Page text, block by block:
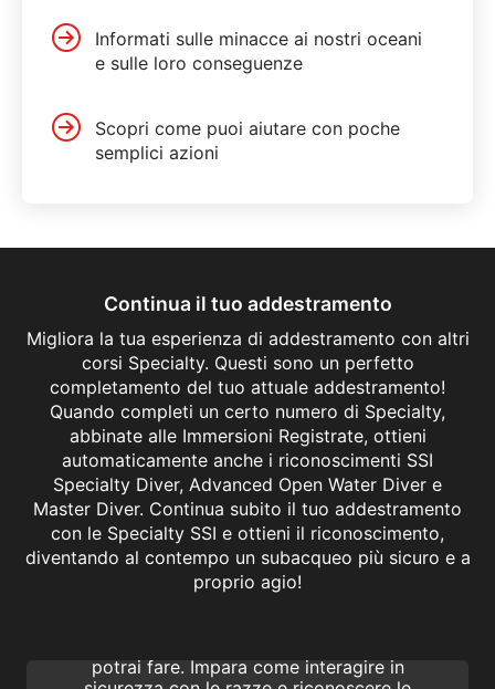
Informati sulle minacce ai nostri oceani
e sulle loro conseguenze
Scopri come puoi aiutare con poche
semplici azioni
Continua il tuo addestramento
Migliora la tua esperienza di addestramento con altri
corsi Specialty. Questi sono un perfetto
completamento del tuo attuale addestramento!
Quando completi un certo numero di Specialty,
abbinate alle Immersioni Registrate, ottieni
automaticamente anche i riconoscimenti SSI
Specialty Diver, Advanced Open Water Diver e
Master Diver. Continua subito il tuo addestramento
con le Specialty SSI e ottieni il riconoscimento,
diventando al contempo un subacqueo più sicuro e a
proprio agio!
Manta & Ray Ecology
potrai fare. Impara come interagire in